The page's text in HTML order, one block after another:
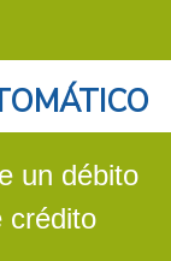
un débito
crédito